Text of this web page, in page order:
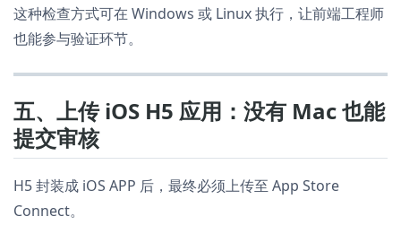
这种检查方式可在 Windows 或 Linux 执行，让前端工程师
也能参与验证环节。
五、上传 iOS H5 应用：没有 Mac 也能
提交审核
H5 封装成 iOS APP 后，最终必须上传至 App Store
Connect。